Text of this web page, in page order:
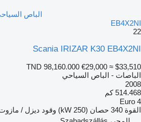
EB4X2NI
22
Scania IRIZAR K30 EB4X2NI
TND 98,160.000 €29,000 ≈ $33,510
الباصات - الباص السياحي
2008
514.468 كم
Euro 4
القوة 340 حصان (250 kW) وقود ديزل /